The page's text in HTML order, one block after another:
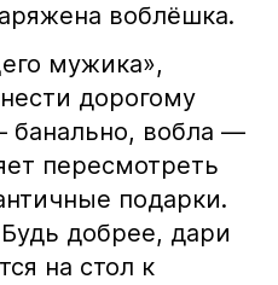
воблёшка.
мужика»,
дорогому
банально, вобла —
пересмотреть
подарки.
добрее, дари
на стол к